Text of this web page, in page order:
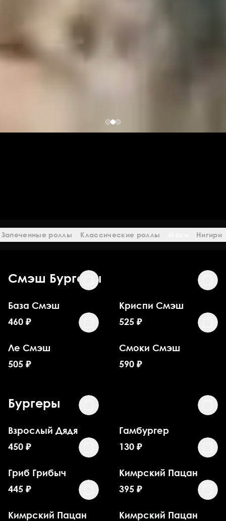
Запеченные роллы Классические роллы Нигири
Смэш Бургеры
База Смэш
460 ₽
Криспи Смэш
525 ₽
Ле Смэш
505 ₽
Смоки Смэш
590 ₽
Бургеры
Взрослый Дядя
450 ₽
Гамбургер
130 ₽
Гриб Грибыч
445 ₽
Кимрский Пацан
395 ₽
Кимрский Пацан
Кимрский Пацан